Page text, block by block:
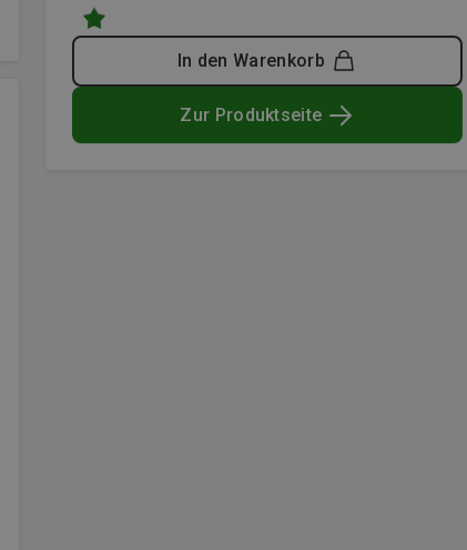
In den Warenkorb
Zur Produktseite
Kauf
Club